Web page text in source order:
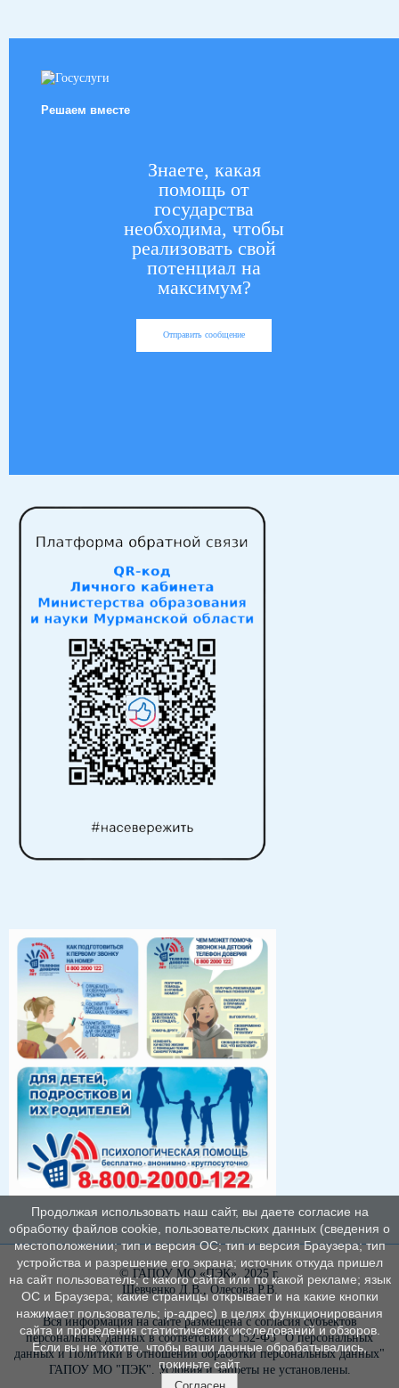
Решаем вместе
Знаете, какая
помощь от
государства
необходима, чтобы
реализовать свой
потенциал на
максимум?
Отправить сообщение
© ГАПОУ МО «ПЭК», 2025 г.
Шевченко Д.В., Олесова Р.В.
Вся информация на сайте размещена с согласия субъектов
персональных данных в соответсвии с 152-ФЗ "О персональных
данных и Политики в отношении обработки персональных данных"
ГАПОУ МО "ПЭК". Условия и запреты не установлены.
Продолжая использовать наш сайт, вы даете согласие на
обработку файлов cookie, пользовательских данных (сведения о
местоположении; тип и версия ОС; тип и версия Браузера; тип
устройства и разрешение его экрана; источник откуда пришел
на сайт пользователь; с какого сайта или по какой рекламе; язык
ОС и Браузера; какие страницы открывает и на какие кнопки
нажимает пользователь; ip-адрес) в целях функционирования
сайта и проведения статистических исследований и обзоров.
Если вы не хотите, чтобы ваши данные обрабатывались,
покиньте сайт.